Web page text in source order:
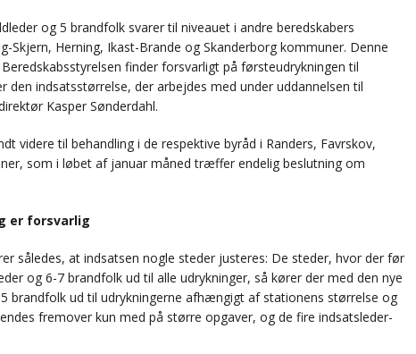
og 5 brandfolk svarer til niveauet i andre beredskabers
Skjern, Herning, Ikast-Brande og Skanderborg kommuner. Denne
finder forsvarligt på førsteudrykningen til
den indsatsstørrelse, der arbejdes med under uddannelsen til
Kasper Sønderdahl.
videre til behandling i de respektive byråd i Randers, Favrskov,
som i løbet af januar måned træffer endelig beslutning om
er forsvarlig
således, at indsatsen nogle steder justeres: De steder, hvor der før
og 6-7 brandfolk ud til alle udrykninger, så kører der med den nye
brandfolk ud til udrykningerne afhængigt af stationens størrelse og
fremover kun med på større opgaver, og de fire indsatsleder-